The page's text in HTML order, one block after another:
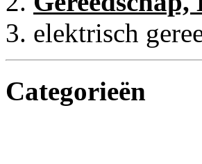
elektrisch
Categorieën